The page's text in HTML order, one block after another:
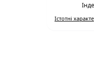
Істотні